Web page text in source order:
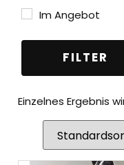
Holzleitern
Stehleitern
Im Angebot
FILTER
Einzelnes Ergebnis